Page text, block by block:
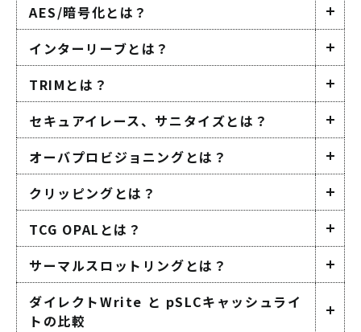
AES/暗号化とは？
インターリーブとは？
TRIMとは？
セキュアイレース、サニタイズとは？
オーバプロビジョニングとは？
クリッピングとは？
TCG OPALとは？
サーマルスロットリングとは？
ダイレクトWrite と pSLCキャッシュライ
トの比較